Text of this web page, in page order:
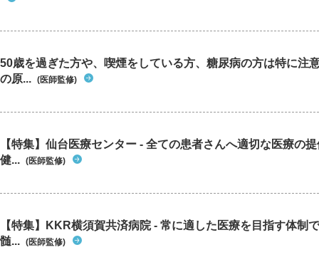
50歳を過ぎた方や、喫煙をしている方、糖尿病の方は特に注
の原... (医師監修)
【特集】仙台医療センター - 全ての患者さんへ適切な医療の
健... (医師監修)
【特集】KKR横須賀共済病院 - 常に適した医療を目指す体制
髄... (医師監修)